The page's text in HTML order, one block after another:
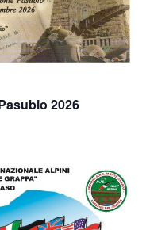
2026